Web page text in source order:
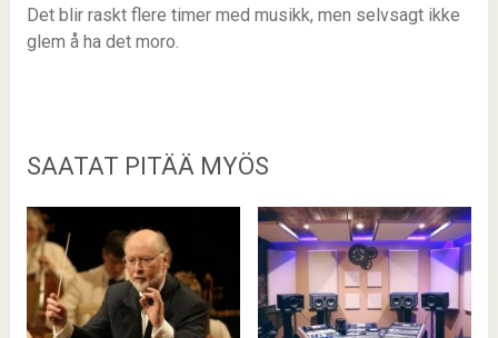
Det blir raskt flere timer med musikk, men selvsagt ikke
glem å ha det moro.
SAATAT PITÄÄ MYÖS